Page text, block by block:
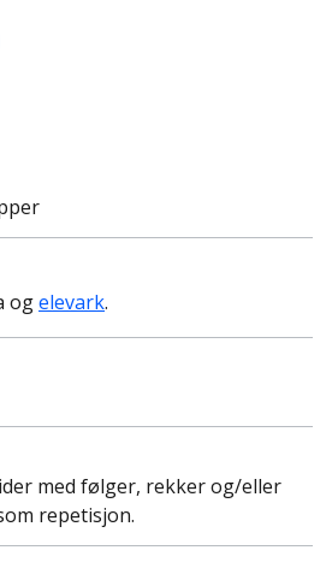
ogelevark.
med følger, rekker og/eller
repetisjon.